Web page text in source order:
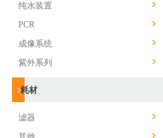
纯水装置
PCR
成像系统
紫外系列
耗材
滤器